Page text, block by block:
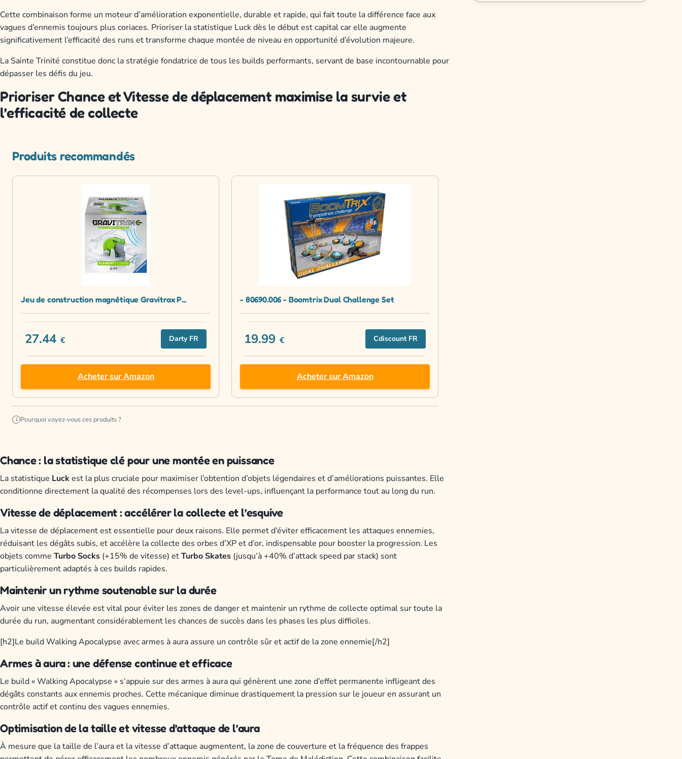
Cette combinaison forme un moteur d’amélioration exponentielle, durable et rapide, qui fait toute la différence face aux
vagues d’ennemis toujours plus coriaces. Prioriser la statistique Luck dès le début est capital car elle augmente
significativement l’efficacité des runs et transforme chaque montée de niveau en opportunité d’évolution majeure.
La Sainte Trinité constitue donc la stratégie fondatrice de tous les builds performants, servant de base incontournable pour
dépasser les défis du jeu.
Prioriser Chance et Vitesse de déplacement maximise la survie et
l’efficacité de collecte
Produits recommandés
Jeu de construction magnétique Gravitrax P...
27.44 € Darty FR
Acheter sur Amazon
- 80690.006 - Boomtrix Dual Challenge Set
19.99 € Cdiscount FR
Acheter sur Amazon
i Pourquoi voyez-vous ces produits ?
Chance : la statistique clé pour une montée en puissance
La statistique Luckest la plus cruciale pour maximiser l’obtention d’objets légendaires et d’améliorations puissantes. Elle
conditionne directement la qualité des récompenses lors des level-ups, influençant la performance tout au long du run.
Vitesse de déplacement : accélérer la collecte et l’esquive
La vitesse de déplacement est essentielle pour deux raisons. Elle permet d’éviter efficacement les attaques ennemies,
réduisant les dégâts subis, et accélère la collecte des orbes d’XP et d’or, indispensable pour booster la progression. Les
objets comme Turbo Socks (+15% de vitesse) etTurbo Skates (jusqu’à +40% d’attack speed par stack) sont
particulièrement adaptés à ces builds rapides.
Maintenir un rythme soutenable sur la durée
Avoir une vitesse élevée est vital pour éviter les zones de danger et maintenir un rythme de collecte optimal sur toute la
durée du run, augmentant considérablement les chances de succès dans les phases les plus difficiles.
[h2]Le build Walking Apocalypse avec armes à aura assure un contrôle sûr et actif de la zone ennemie[/h2]
Armes à aura : une défense continue et efficace
Le build « Walking Apocalypse » s’appuie sur des armes à aura qui génèrent une zone d’effet permanente infligeant des
dégâts constants aux ennemis proches. Cette mécanique diminue drastiquement la pression sur le joueur en assurant un
contrôle actif et continu des vagues ennemies.
Optimisation de la taille et vitesse d’attaque de l’aura
À mesure que la taille de l’aura et la vitesse d’attaque augmentent, la zone de couverture et la fréquence des frappes